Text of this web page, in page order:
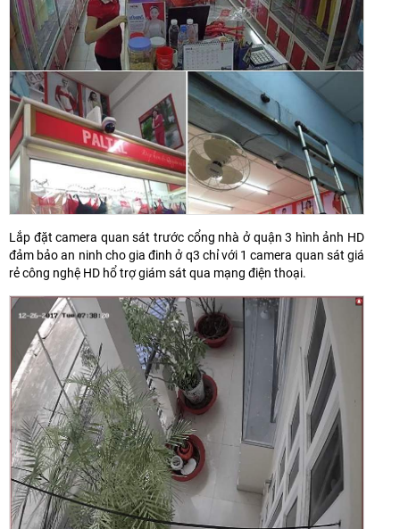
Lắp đặt camera quan sát trước cổng nhà ở quận 3 hình ảnh HD
đảm bảo an ninh cho gia đinh ở q3 chỉ với 1 camera quan sát giá
rẻ công nghệ HD hổ trợ giám sát qua mạng điện thoại.